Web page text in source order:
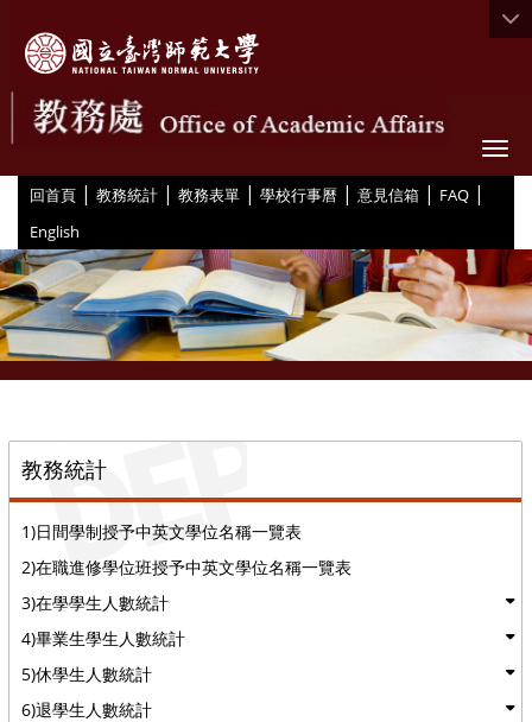
回首頁 | 教務統計 | 教務表單 | 學校行事曆 | 意見信箱 | FAQ |
English
教務統計
1)日間學制授予中英文學位名稱一覽表
2)在職進修學位班授予中英文學位名稱一覽表
3)在學學生人數統計
4)畢業生學生人數統計
5)休學生人數統計
6)退學生人數統計